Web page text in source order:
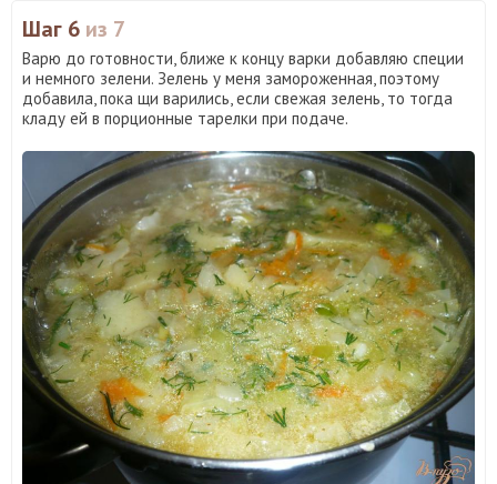
Шаг 6 из 7
Варю до готовности, ближе к концу варки добавляю специи
и немного зелени. Зелень у меня замороженная, поэтому
добавила, пока щи варились, если свежая зелень, то тогда
кладу ей в порционные тарелки при подаче.